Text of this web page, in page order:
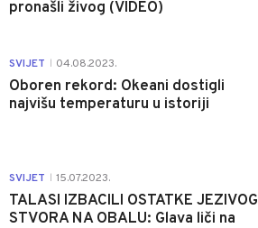
pronašli živog (VIDEO)
SVIJET 04.08.2023.
Oboren rekord: Okeani dostigli
najvišu temperaturu u istoriji
SVIJET 15.07.2023.
TALASI IZBACILI OSTATKE JEZIVOG
STVORA NA OBALU: Glava liči na